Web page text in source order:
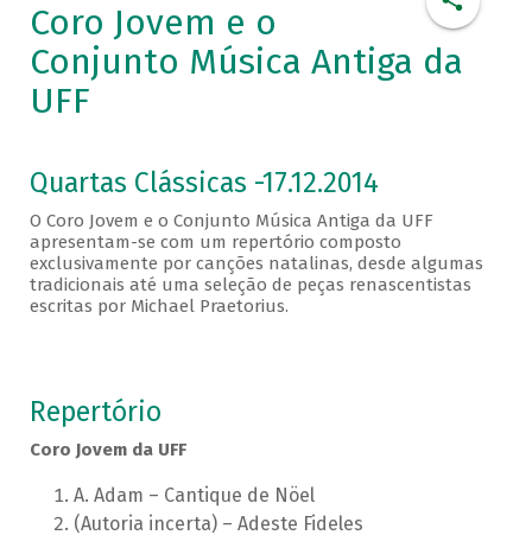
Coro Jovem e o
Conjunto Música Antiga da
UFF
Quartas Clássicas -17.12.2014
O Coro Jovem e o Conjunto Música Antiga da UFF
apresentam-se com um repertório composto
exclusivamente por canções natalinas, desde algumas
tradicionais até uma seleção de peças renascentistas
escritas por Michael Praetorius.
Repertório
Coro Jovem da UFF
A. Adam – Cantique de Nöel
(Autoria incerta) – Adeste Fideles